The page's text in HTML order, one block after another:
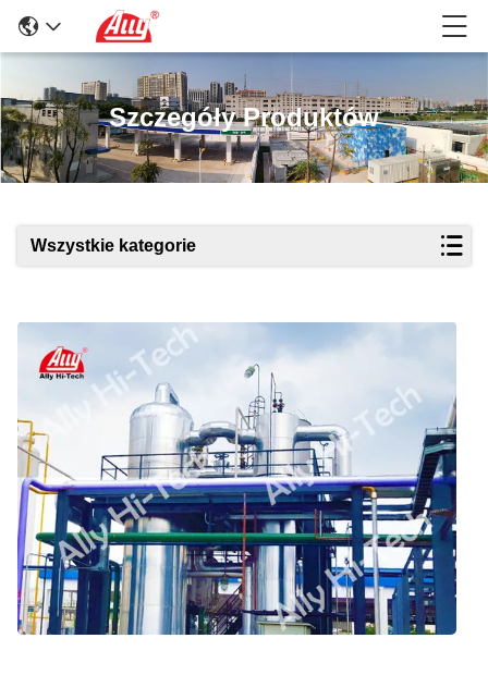
Szczegóły Produktów
Wszystkie kategorie